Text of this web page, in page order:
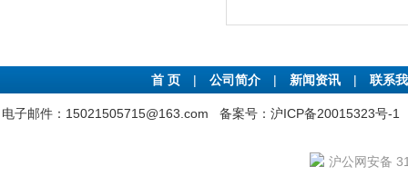
首 页 | 公司简介 | 新闻资讯 | 联系
电子邮件：15021505715@163.com 备案号：沪ICP备20015323号-1
沪公网安备